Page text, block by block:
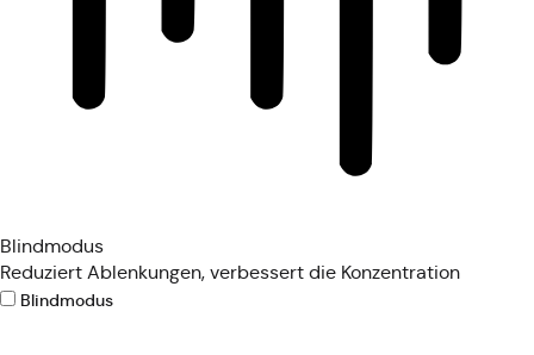
Blindmodus
Reduziert Ablenkungen, verbessert die Konzentration
Blindmodus